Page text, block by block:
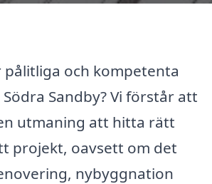
och kompetenta
Sandby? Vi förstår att
utmaning att hitta rätt
projekt, oavsett om det
nybyggnation